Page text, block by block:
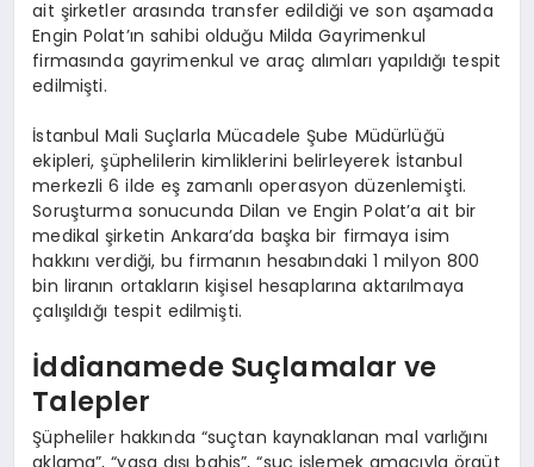
ait şirketler arasında transfer edildiği ve son aşamada
Engin Polat’ın sahibi olduğu Milda Gayrimenkul
firmasında gayrimenkul ve araç alımları yapıldığı tespit
edilmişti.
İstanbul Mali Suçlarla Mücadele Şube Müdürlüğü
ekipleri, şüphelilerin kimliklerini belirleyerek İstanbul
merkezli 6 ilde eş zamanlı operasyon düzenlemişti.
Soruşturma sonucunda Dilan ve Engin Polat’a ait bir
medikal şirketin Ankara’da başka bir firmaya isim
hakkını verdiği, bu firmanın hesabındaki 1 milyon 800
bin liranın ortakların kişisel hesaplarına aktarılmaya
çalışıldığı tespit edilmişti.
İddianamede Suçlamalar ve
Talepler
Şüpheliler hakkında “suçtan kaynaklanan mal varlığını
aklama”, “yasa dışı bahis”, “suç işlemek amacıyla örgüt